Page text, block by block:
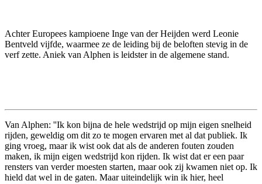
Achter Europees kampioene Inge van der Heijden werd Leonie
Bentveld vijfde, waarmee ze de leiding bij de beloften stevig in de
verf zette. Aniek van Alphen is leidster in de algemene stand.
Van Alphen: ''Ik kon bijna de hele wedstrijd op mijn eigen snelheid
rijden, geweldig om dit zo te mogen ervaren met al dat publiek. Ik
ging vroeg, maar ik wist ook dat als de anderen fouten zouden
maken, ik mijn eigen wedstrijd kon rijden. Ik wist dat er een paar
rensters van verder moesten starten, maar ook zij kwamen niet op. Ik
hield dat wel in de gaten. Maar uiteindelijk win ik hier, heel